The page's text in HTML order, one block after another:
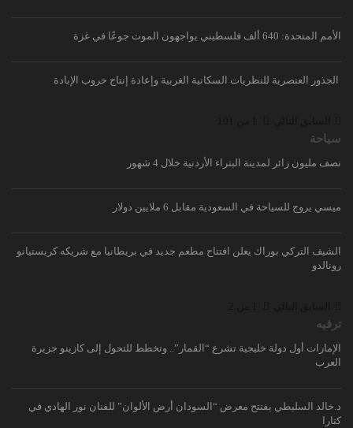
الأمم المتحدة: 640 ألف فلسطيني يواجهون الموت جوعًا في غزة
الجذور العنصرية للنظريات السكانية الغربية وإعادة إنتاج حروب الإبادة
سياحة
نصف مليون زائر لمدينة البتراء الأردنية خلال 4 شهور
ميسي يروج للسياحة في السعودية مقابل 6 ملايين دولار
الشيف التركي بوراك يعلن افتتاح مطعم جديد في بريطانيا مع شريكه كريستيانو
رونالدو
ترفيه
الإمارات أول دولة خليجية تشرع “القمار”.. وتخطط للتحول إلى كازينو جزيرة
العرب
د.خالد السليطي يفتتح معرض “السودان أرض الألوان” للفنان نور الهادي في
كتارا